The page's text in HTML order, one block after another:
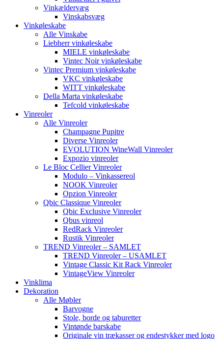
Vinkældervæg
Vinskabsvæg
Vinkøleskabe
Alle Vinskabe
Liebherr vinkøleskabe
MIELE vinkøleskabe
Vintec Noir vinkøleskabe
Vintec Premium vinkøleskabe
VKC vinkøleskabe
WITT vinkøleskabe
Della Marta vinkøleskabe
Tefcold vinkøleskabe
Vinreoler
Alle Vinreoler
Champagne Pupitre
Diverse Vinreoler
EVOLUTION WineWall Vinreoler
Expozio vinreoler
Le Bloc Cellier Vinreoler
Modulo – Vinkassereol
NOOK Vinreoler
Opzion Vinreoler
Qbic Classique Vinreoler
Qbic Exclusive Vinreoler
Qbus vinreol
RedRack Vinreoler
Rustik Vinreoler
TREND Vinreoler – SAMLET
TREND Vinreoler – USAMLET
Vintage Classic Kit Rack Vinreoler
VintageView Vinreoler
Vinklima
Dekoration
Alle Møbler
Barvogne
Stole, borde og taburetter
Vintønde barskabe
Originale vin trækasser og endestykker med logo